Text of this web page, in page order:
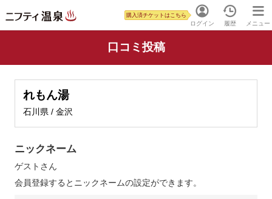
ログイン
購入済チケットはこちら
履歴 メニュー
口コミ投稿
れもん湯
石川県 / 金沢
ニックネーム
ゲスト さん
会員登録するとニックネームの設定ができます。